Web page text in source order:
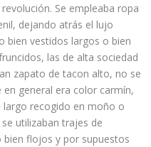
Se empleaba ropa
dejando atrás el lujo
bien vestidos largos o bien
las de alta sociedad
zapato de tacon alto, no se
general era color carmín,
largo recogido en moño o
utilizaban trajes de
flojos y por supuestos